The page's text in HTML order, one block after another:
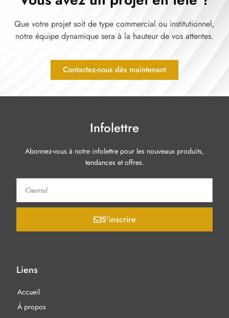
Que votre projet soit de type commercial ou institutionnel,
notre équipe dynamique sera à la hauteur de vos attentes.
Contactez-nous dès maintenant
Infolettre
Abonnez-vous à notre infolettre pour les nouveaux produits,
tendances et offres.
S'inscrire
Liens
Accueil
À propos